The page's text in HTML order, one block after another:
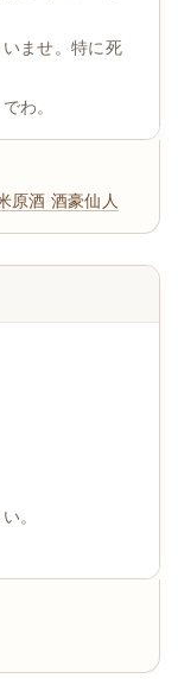
ませ。特に死
わ。
原酒 酒豪仙人
。